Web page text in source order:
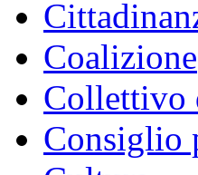
Coalizione
Collettivo
Consiglio